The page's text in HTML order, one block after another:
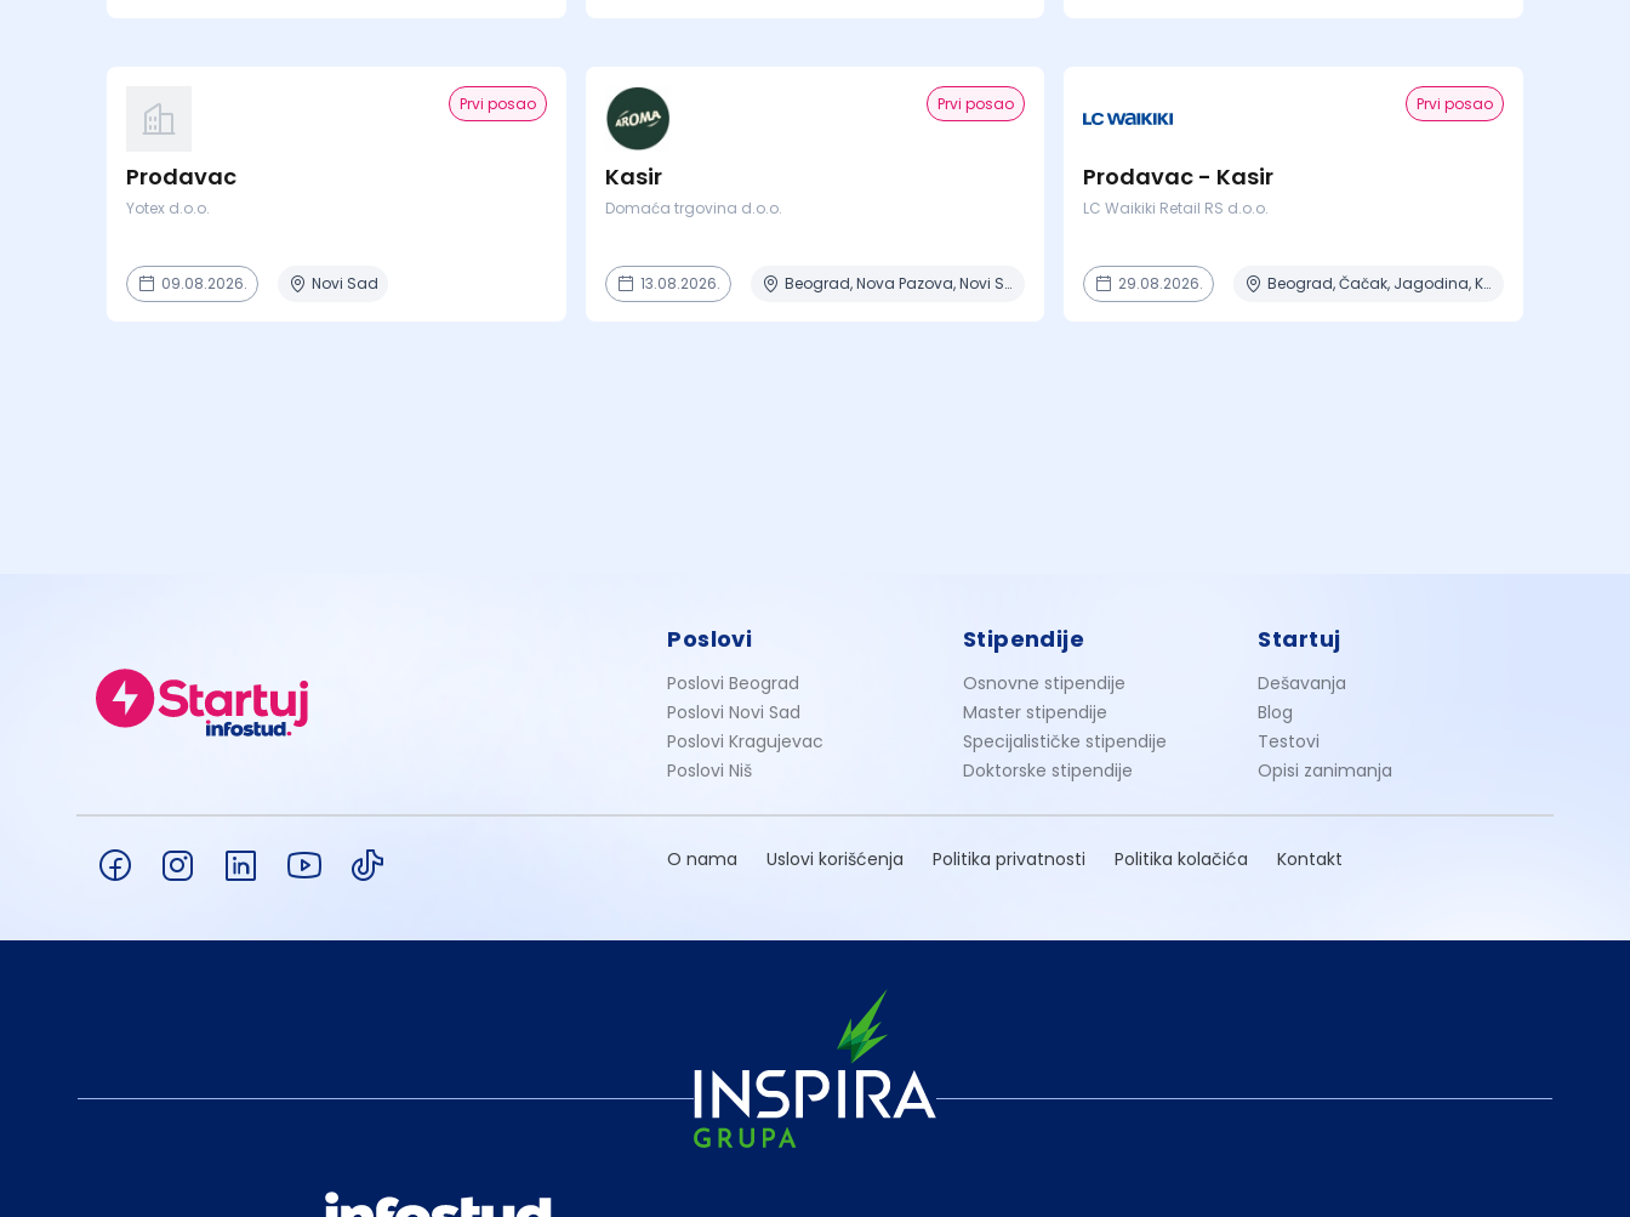
Prvi posao
Prodavac
Yotex d.o.o.
09.08.2026. Novi Sad
Prvi posao
Kasir
Domaća trgovina d.o.o.
13.08.2026. Beograd, Nova Pazova, Novi Sad
Prvi posao
Prodavac - Kasir
LC Waikiki Retail RS d.o.o.
29.08.2026. Beograd, Čačak, Jagodina, Kragujevac, Kruševac + 15 mesta
Poslovi
Poslovi Beograd
Poslovi Novi Sad
Poslovi Kragujevac
Poslovi Niš
Stipendije
Osnovne stipendije
Master stipendije
Specijalističke stipendije
Doktorske stipendije
Startuj
Dešavanja
Blog
Testovi
Opisi zanimanja
O nama Uslovi korišćenja Politika privatnosti Politika kolačića Kontakt